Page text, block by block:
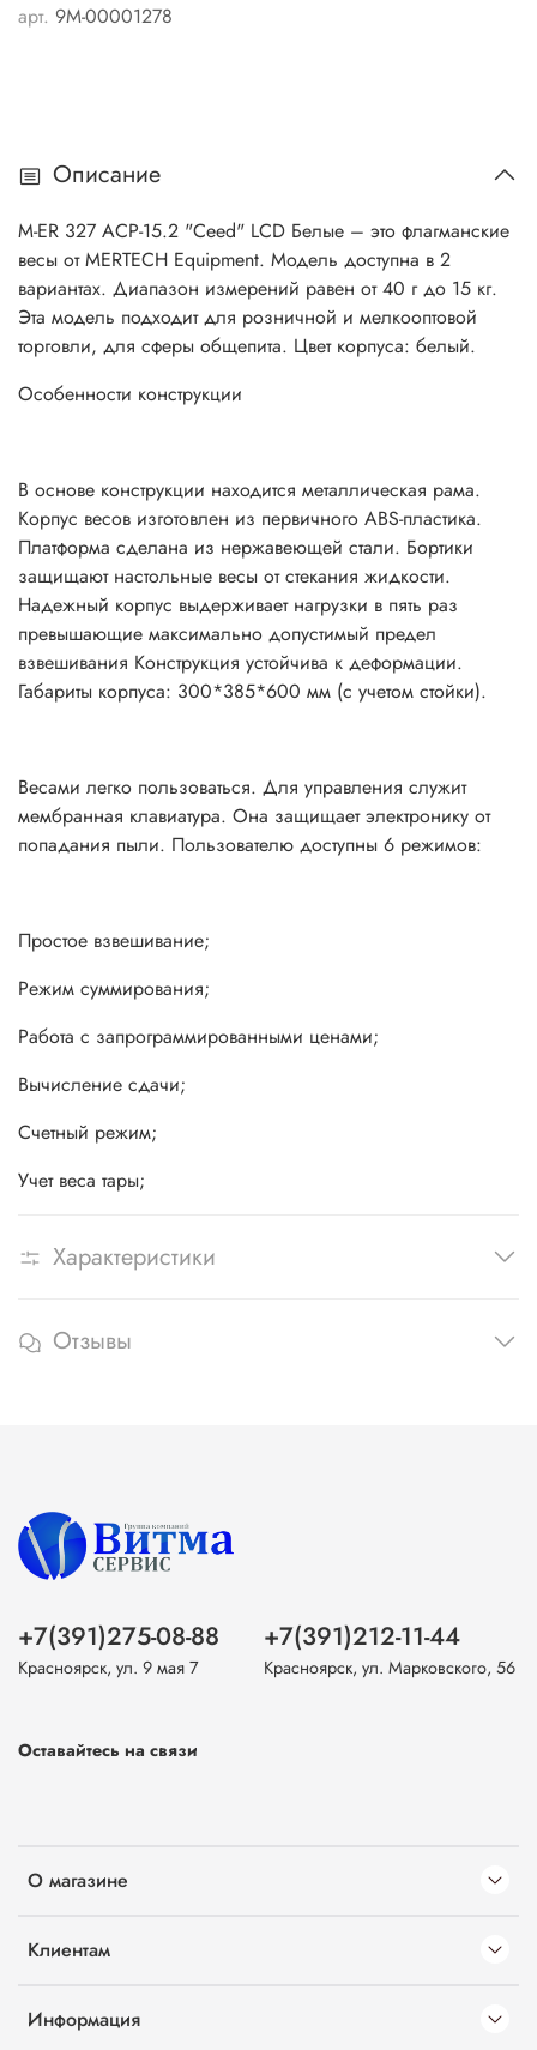
арт. 9М-00001278
Описание
M-ER 327 ACP-15.2 "Ceed" LСD Белые – это флагманские
весы от MERTECH Equipment. Модель доступна в 2
вариантах. Диапазон измерений равен от 40 г до 15 кг.
Эта модель подходит для розничной и мелкооптовой
торговли, для сферы общепита. Цвет корпуса: белый.
Особенности конструкции
В основе конструкции находится металлическая рама.
Корпус весов изготовлен из первичного ABS-пластика.
Платформа сделана из нержавеющей стали. Бортики
защищают настольные весы от стекания жидкости.
Надежный корпус выдерживает нагрузки в пять раз
превышающие максимально допустимый предел
взвешивания Конструкция устойчива к деформации.
Габариты корпуса: 300*385*600 мм (с учетом стойки).
Весами легко пользоваться. Для управления служит
мембранная клавиатура. Она защищает электронику от
попадания пыли. Пользователю доступны 6 режимов:
Простое взвешивание;
Режим суммирования;
Работа с запрограммированными ценами;
Вычисление сдачи;
Счетный режим;
Учет веса тары;
Характеристики
Отзывы
О магазине
Клиентам
Информация
+7(391)275-08-88
Красноярск, ул. 9 мая 7
+7(391)212-11-44
Красноярск, ул. Марковского, 56
Оставайтесь на связи